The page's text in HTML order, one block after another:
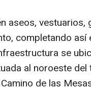
aseos, vestuarios,
completando
se
al noroeste
de las